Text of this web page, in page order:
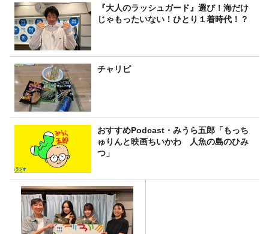
『大人のラッシュガード』選び！海だけ
じゃもったいない！ひとり１着時代！？
チャリピ
おすすめPodcast・みうら五郎「もっち
ゅりんと映画ちいかわ 人魚の島のひみ
つ」